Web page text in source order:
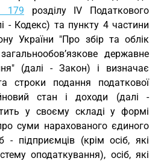
179 розділу IV Податкового
- Кодекс) та пункту 4 частини
України "Про збір та облік
державне
(далі - Закон) і визначає
строки подання податкової
стан і доходи (далі -
у своєму складі у формі
суми нарахованого єдиного
- підприємців (крім осіб, які
оподаткування), осіб, які